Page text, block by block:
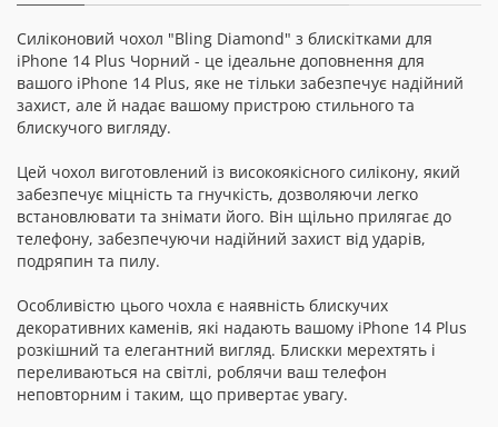
Силіконовий чохол "Bling Diamond" з блискітками для
iPhone 14 Plus Чорний - це ідеальне доповнення для
вашого iPhone 14 Plus, яке не тільки забезпечує надійний
захист, але й надає вашому пристрою стильного та
блискучого вигляду.
Цей чохол виготовлений із високоякісного силікону, який
забезпечує міцність та гнучкість, дозволяючи легко
встановлювати та знімати його. Він щільно прилягає до
телефону, забезпечуючи надійний захист від ударів,
подряпин та пилу.
Особливістю цього чохла є наявність блискучих
декоративних каменів, які надають вашому iPhone 14 Plus
розкішний та елегантний вигляд. Блискки мерехтять і
переливаються на світлі, роблячи ваш телефон
неповторним і таким, що привертає увагу.